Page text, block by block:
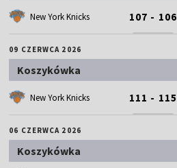
New York Knicks 107 - 106
09 CZERWCA 2026
Koszykówka
New York Knicks 111 - 115
06 CZERWCA 2026
Koszykówka